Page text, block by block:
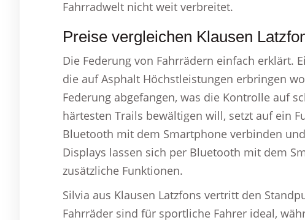
Fahrradwelt nicht weit verbreitet.
Preise vergleichen Klausen
Die Federung von Fahrrädern einfach erklärt.
die auf Asphalt Höchstleistungen erbringen
Federung abgefangen, was die Kontrolle auf
härtesten Trails bewältigen will, setzt auf ein
Bluetooth mit dem Smartphone verbinden
Displays lassen sich per Bluetooth mit dem
zusätzliche Funktionen.
Silvia aus Klausen Latzfons vertritt den
Fahrräder sind für sportliche Fahrer ideal,